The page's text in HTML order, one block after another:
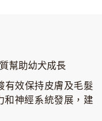
幫助幼犬成長
有效保持皮膚及毛髮
和神經系統發展，建